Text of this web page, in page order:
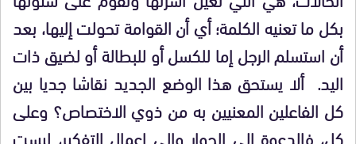
بكل ما تعنيه الكلمة؛ أي أن القوامة تحولت إليها، بعد
أن استسلم الرجل إما للكسل أو للبطالة أو لضيق ذات
اليد. ألا يستحق هذا الوضع الجديد نقاشا جديا بين
كل الفاعلين المعنيين به من ذوي الاختصاص؟ وعلى
كل، فالدعوة إلى الحوار وإلى إعمال التفكير، ليست